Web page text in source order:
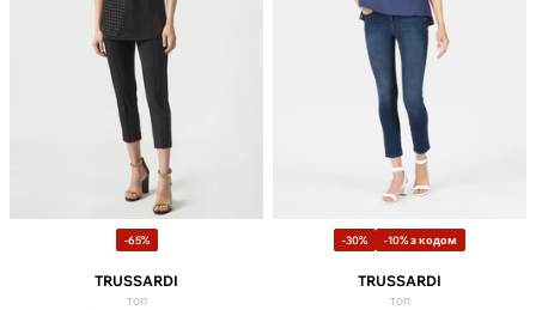
-65%
TRUSSARDI
топ
-30% -10% з кодом
TRUSSARDI
топ